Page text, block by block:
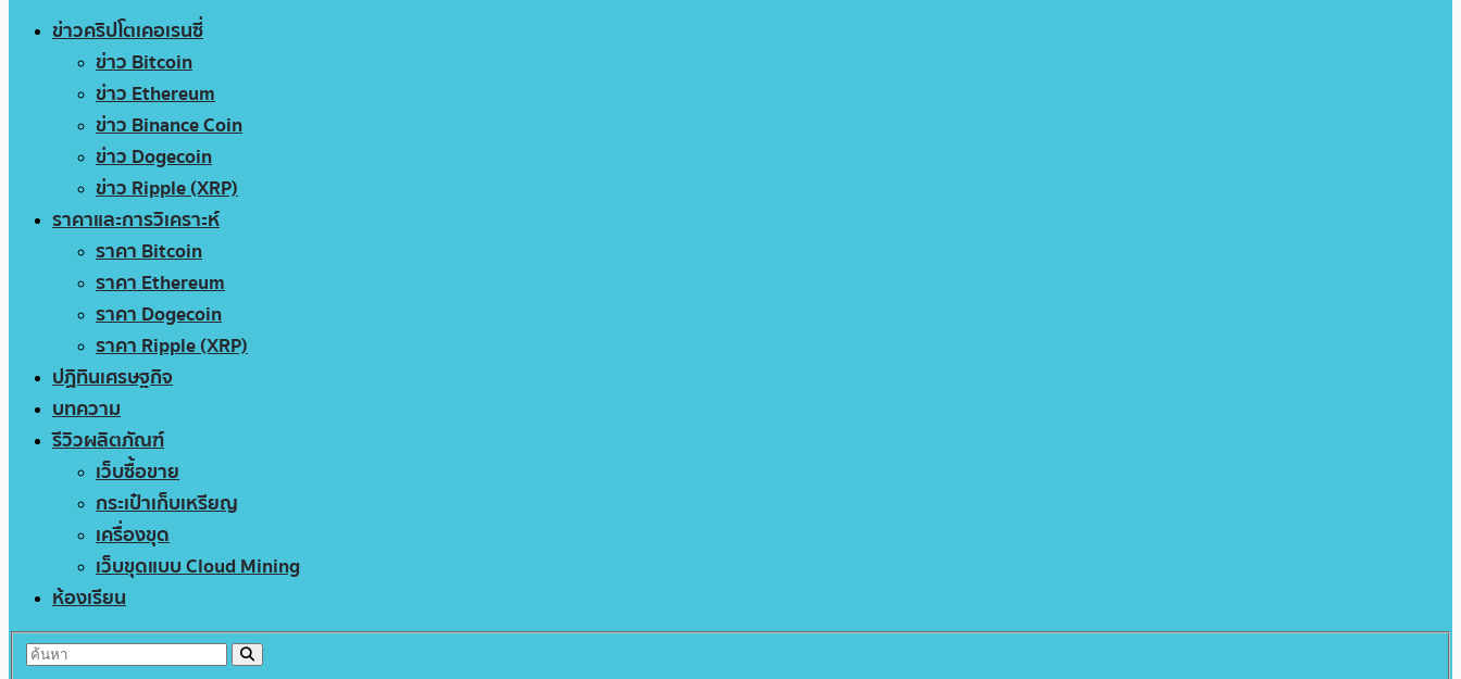
ข่าวคริปโตเคอเรนซี่
ข่าว Bitcoin
ข่าว Ethereum
ข่าว Binance Coin
ข่าว Dogecoin
ข่าว Ripple (XRP)
ราคาและการวิเคราะห์
ราคา Bitcoin
ราคา Ethereum
ราคา Dogecoin
ราคา Ripple (XRP)
ปฏิทินเศรษฐกิจ
บทความ
รีวิวผลิตภัณฑ์
เว็บซื้อขาย
กระเป๋าเก็บเหรียญ
เครื่องขุด
เว็บขุดแบบ Cloud Mining
ห้องเรียน